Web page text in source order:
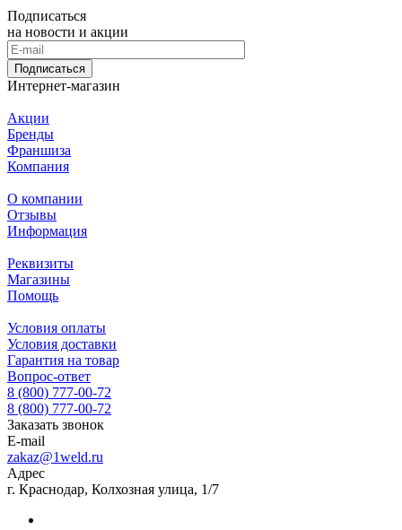
Подписаться
на новости и акции
Подписаться
Интернет-магазин
Акции
Бренды
Франшиза
Компания
О компании
Отзывы
Информация
Реквизиты
Магазины
Помощь
Условия оплаты
Условия доставки
Гарантия на товар
Вопрос-ответ
8 (800) 777-00-72
8 (800) 777-00-72
Заказать звонок
E-mail
zakaz@1weld.ru
Адрес
г. Краснодар, Колхозная улица, 1/7